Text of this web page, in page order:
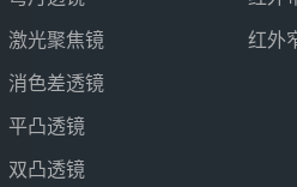
激光聚焦镜
消色差透镜
平凸透镜
双凸透镜
红外